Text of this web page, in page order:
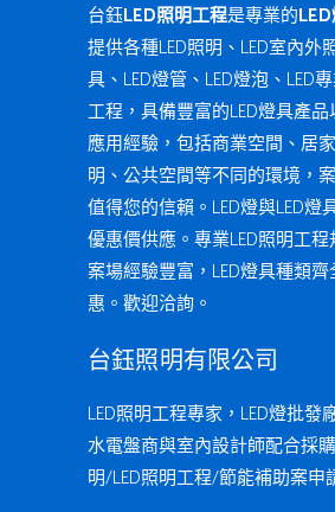
台鈺LED照明工程是專業的
提供各種LED照明、LED室內外
具、LED燈管、LED燈泡、LED
工程，具備豐富的LED燈具產品
應用經驗，包括商業空間、居
明、公共空間等不同的環境，
值得您的信賴。LED燈與LED燈
優惠價供應。專業LED照明工程
案場經驗豐富，LED燈具種類
惠。歡迎洽詢。
台鈺照明有限公司
LED照明工程專家，LED燈批發
水電盤商與室內設計師配合採
明/LED照明工程/節能補助案申